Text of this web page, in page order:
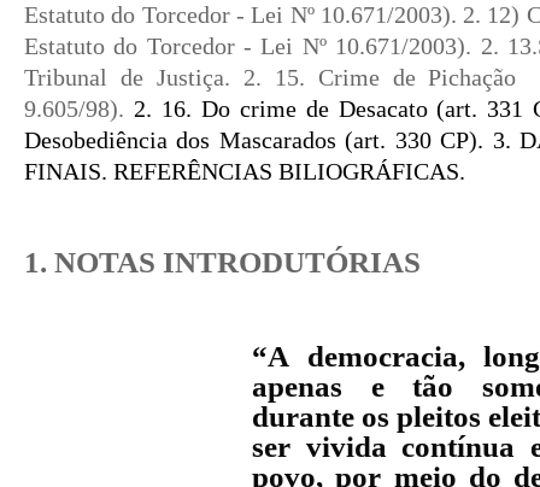
Estatuto do Torcedor - Lei Nº 10.671/2003). 2. 12)
Estatuto do Torcedor - Lei Nº 10.671/2003). 2.
Tribunal de Justiça. 2. 15. Crime de
9.605/98). 2. 16. Do crime de Desacato (art. 331
Desobediência dos Mascarados (art. 330 CP). 3.
FINAIS. REFERÊNCIAS BILIOGRÁFICAS.
1. NOTAS INTRODUTÓRIAS
“A democracia,
apenas e tão
durante os pleitos
ser vivida contínua
povo, por meio do